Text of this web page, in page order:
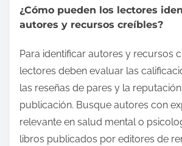
¿Cómo pueden los lectores
autores y recursos creíbles?
Para identificar autores y recursos
lectores deben evaluar las
las reseñas de pares y la
publicación. Busque autores con
relevante en salud mental o
libros publicados por editores de